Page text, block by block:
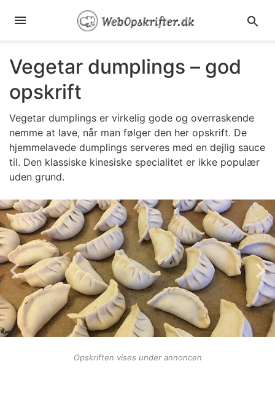
Vegetar dumplings – god
opskrift
Vegetar dumplings er virkelig gode og overraskende
nemme at lave, når man følger den her opskrift. De
hjemmelavede dumplings serveres med en dejlig sauce
til. Den klassiske kinesiske specialitet er ikke populær
uden grund.
Opskriften vises under annoncen